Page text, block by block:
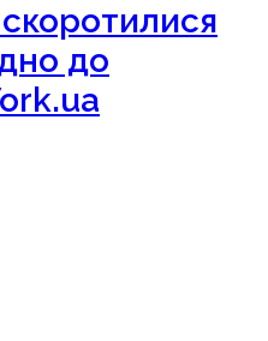
скоротилися
до